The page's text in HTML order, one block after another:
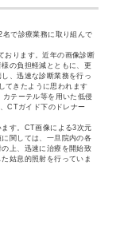
で診療業務に取り組んで
おります。近年の画像診断
の負担軽減とともに、更
、迅速な診断業務を⾏っ
てきたように思われます
テーテル等を⽤いた低侵
CTガイド下のドレナー
す。CT画像による3次元
関しては、⼀旦院内の各
上、迅速に治療を開始致
姑息的照射を⾏っていま